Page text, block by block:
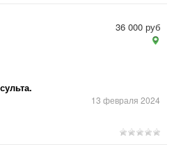
13 февраля 2024
36 000 руб